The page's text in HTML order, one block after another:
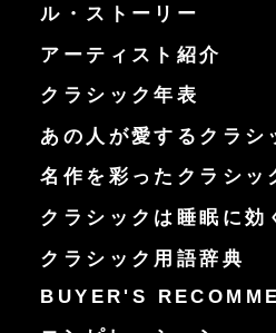
ル・ストーリー
アーティスト紹介
クラシック年表
あの人が愛するクラシ
名作を彩ったクラシッ
クラシックは睡眠に効
クラシック用語辞典
BUYER'S